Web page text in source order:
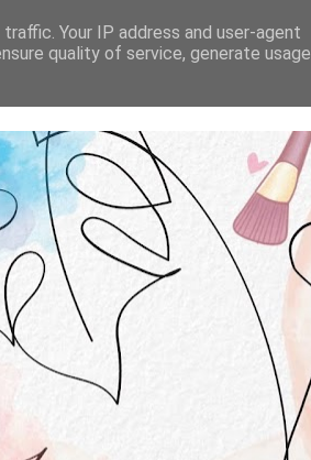
WSPÓŁPRACA
Your IP address and user-agent
quality of service, generate usage